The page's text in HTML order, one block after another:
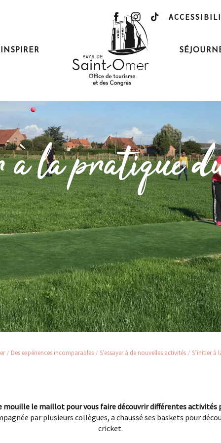
la pratique
Des expériences incomparables S’essayer à de nouvelles activités S’initier à
mouille le maillot pour vous faire découvrir différentes activités
par plusieurs collègues, a chaussé ses baskets pour
cricket.